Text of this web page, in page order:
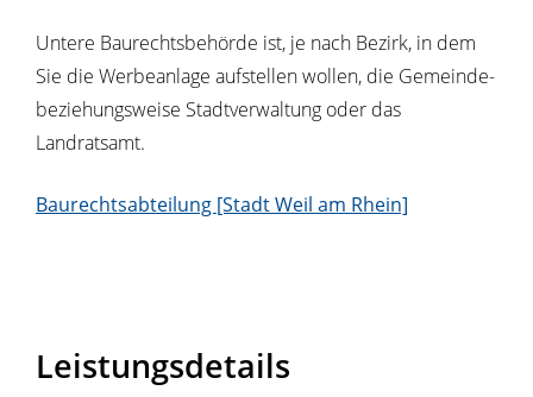
Untere Baurechtsbehörde ist, je nach Bezirk, in dem
Sie die Werbeanlage aufstellen wollen, die Gemeinde-
beziehungsweise Stadtverwaltung oder das
Landratsamt.
Baurechtsabteilung [Stadt Weil am Rhein]
Leistungsdetails